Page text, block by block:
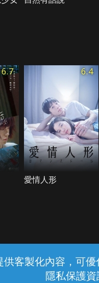
客製化內容，可
隱私保護
6.7 6.4
愛情人形
中華電